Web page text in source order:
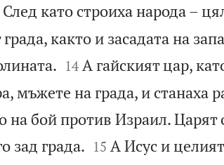
След като строиха народа –
както и засадата на

14 А гайският цар,
мъжете на града, и станаха
на бой против Израил. Царят
зад града.
15 А Исус и